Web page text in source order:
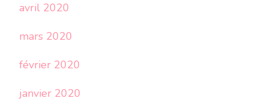
avril 2020
mars 2020
février 2020
janvier 2020